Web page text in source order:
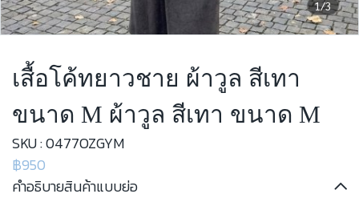
1/3
เสื้อโค้ทยาวชาย ผ้าวูล สีเทา
ขนาด M ผ้าวูล สีเทา ขนาด M
SKU : 0477OZGYM
฿950
คำอธิบายสินค้าแบบย่อ